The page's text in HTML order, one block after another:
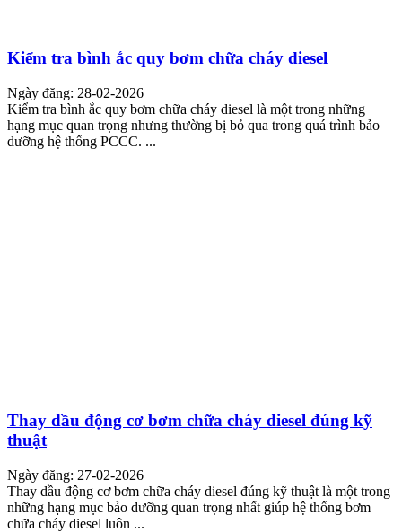
Kiểm tra bình ắc quy bơm chữa cháy diesel
Ngày đăng: 28-02-2026
Kiểm tra bình ắc quy bơm chữa cháy diesel là một trong những
hạng mục quan trọng nhưng thường bị bỏ qua trong quá trình bảo
dưỡng hệ thống PCCC. ...
Thay dầu động cơ bơm chữa cháy diesel đúng kỹ
thuật
Ngày đăng: 27-02-2026
Thay dầu động cơ bơm chữa cháy diesel đúng kỹ thuật là một trong
những hạng mục bảo dưỡng quan trọng nhất giúp hệ thống bơm
chữa cháy diesel luôn ...